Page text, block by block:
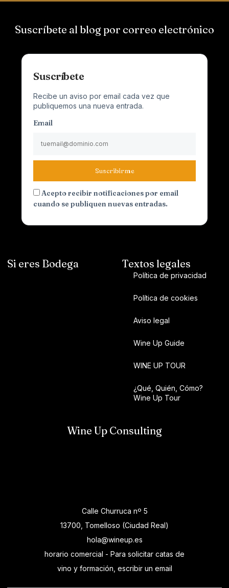
Suscríbete al blog por correo electrónico
Suscríbete
Recibe un aviso por email cada vez que
publiquemos una nueva entrada.
Email
Suscribirme
Acepto recibir notificaciones por email
cuando se publiquen nuevas entradas.
Si eres Bodega Textos legales
Política de privacidad
Política de cookies
Aviso legal
Wine Up Guide
WINE UP TOUR
¿Qué, Quién, Cómo?
Wine Up Tour
Wine Up Consulting
Calle Churruca nº 5
13700, Tomelloso (Ciudad Real)
hola@wineup.es
horario comercial - Para solicitar catas de
vino y formación, escribir un email